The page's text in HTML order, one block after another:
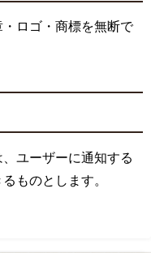
ロゴ・商標を無断で
ユーザーに通知する
ものとします。